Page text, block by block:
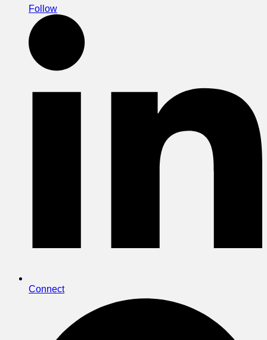
Follow
Connect